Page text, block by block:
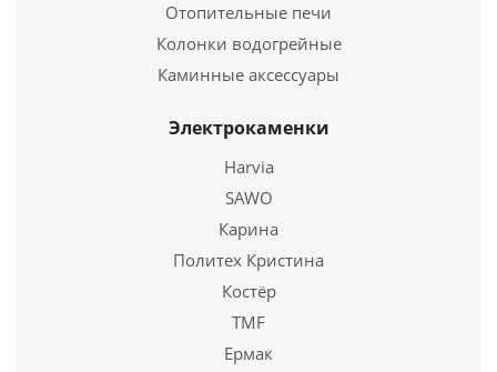
Чугунная Костровая чаша Fantastic Ø 1000 на
46 990руб.
Подробнее
Купить в 1 клик
Отопительные печи
Колонки водогрейные
Каминные аксессуары
Электрокаменки
Harvia
SAWO
Карина
Политех Кристина
Костёр
TMF
Ермак